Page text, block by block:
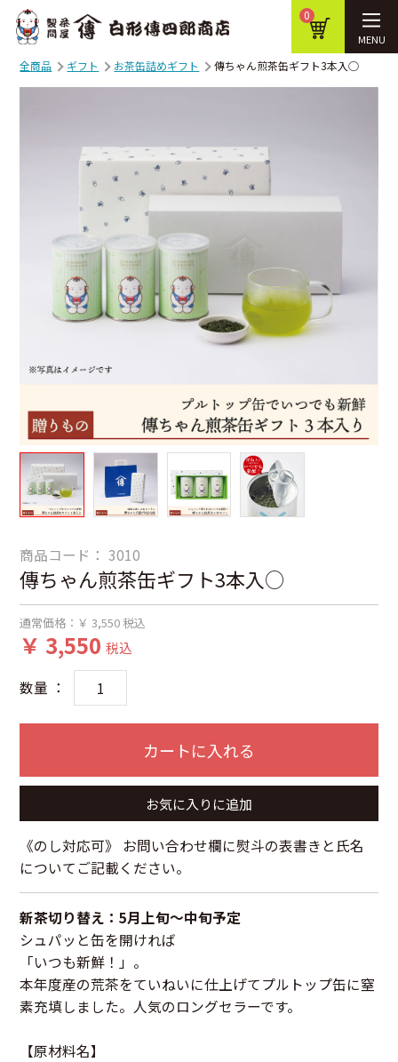
0
MENU
全商品 ギフト お茶缶詰めギフト 傳ちゃん煎茶缶ギフト3本入○
商品コード：3010
傳ちゃん煎茶缶ギフト3本入○
通常価格： ￥ 3,550 税込
￥ 3,550 税込
数量 ：
カートに入れる
お気に入りに追加
《のし対応可》 お問い合わせ欄に熨斗の表書きと氏名
についてご記載ください。
新茶切り替え：5月上旬～中旬予定
シュパッと缶を開ければ
「いつも新鮮！」。
本年度産の荒茶をていねいに仕上げてプルトップ缶に窒
素充填しました。人気のロングセラーです。
【原材料名】